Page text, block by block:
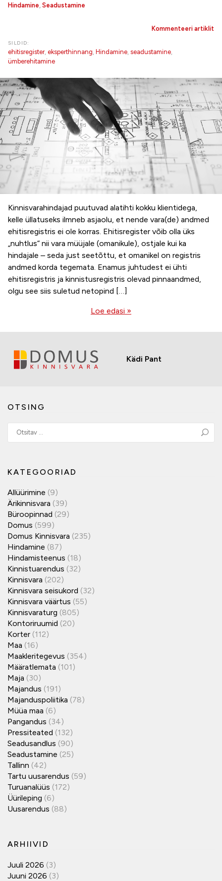
Hindamine, Seadustamine
Kommenteeri artiklit
SILDID:
ehitisregister, eksperthinnang, Hindamine, seadustamine,
ümberehitamine
Kinnisvarahindajad puutuvad alatihti kokku klientidega,
kelle üllatuseks ilmneb asjaolu, et nende vara(de) andmed
ehitisregistris ei ole korras. Ehitisregister võib olla üks
„nuhtlus“ nii vara müüjale (omanikule), ostjale kui ka
hindajale – seda just seetõttu, et omanikel on registris
andmed korda tegemata. Enamus juhtudest ei ühti
ehitisregistris ja kinnistusregistris olevad pinnaandmed,
olgu see siis suletud netopind […]
Loe edasi »
Kädi Pant
OTSING
KATEGOORIAD
Allüürimine (9)
Ärikinnisvara (39)
Büroopinnad (29)
Domus (599)
Domus Kinnisvara (235)
Hindamine (87)
Hindamisteenus (18)
Kinnistuarendus (32)
Kinnisvara (202)
Kinnisvara seisukord (32)
Kinnisvara väärtus (55)
Kinnisvaraturg (805)
Kontoriruumid (20)
Korter (112)
Maa (16)
Maakleritegevus (354)
Määratlemata (101)
Maja (30)
Majandus (191)
Majanduspoliitika (78)
Müüa maa (6)
Pangandus (34)
Pressiteated (132)
Seadusandlus (90)
Seadustamine (25)
Tallinn (42)
Tartu uusarendus (59)
Turuanalüüs (172)
Üürileping (6)
Uusarendus (88)
ARHIIVID
Juuli 2026 (3)
Juuni 2026 (3)